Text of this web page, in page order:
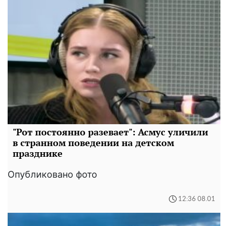
"Рот постоянно разевает": Асмус уличили
в странном поведении на детском
празднике
Опубликовано фото
12:36 08.01